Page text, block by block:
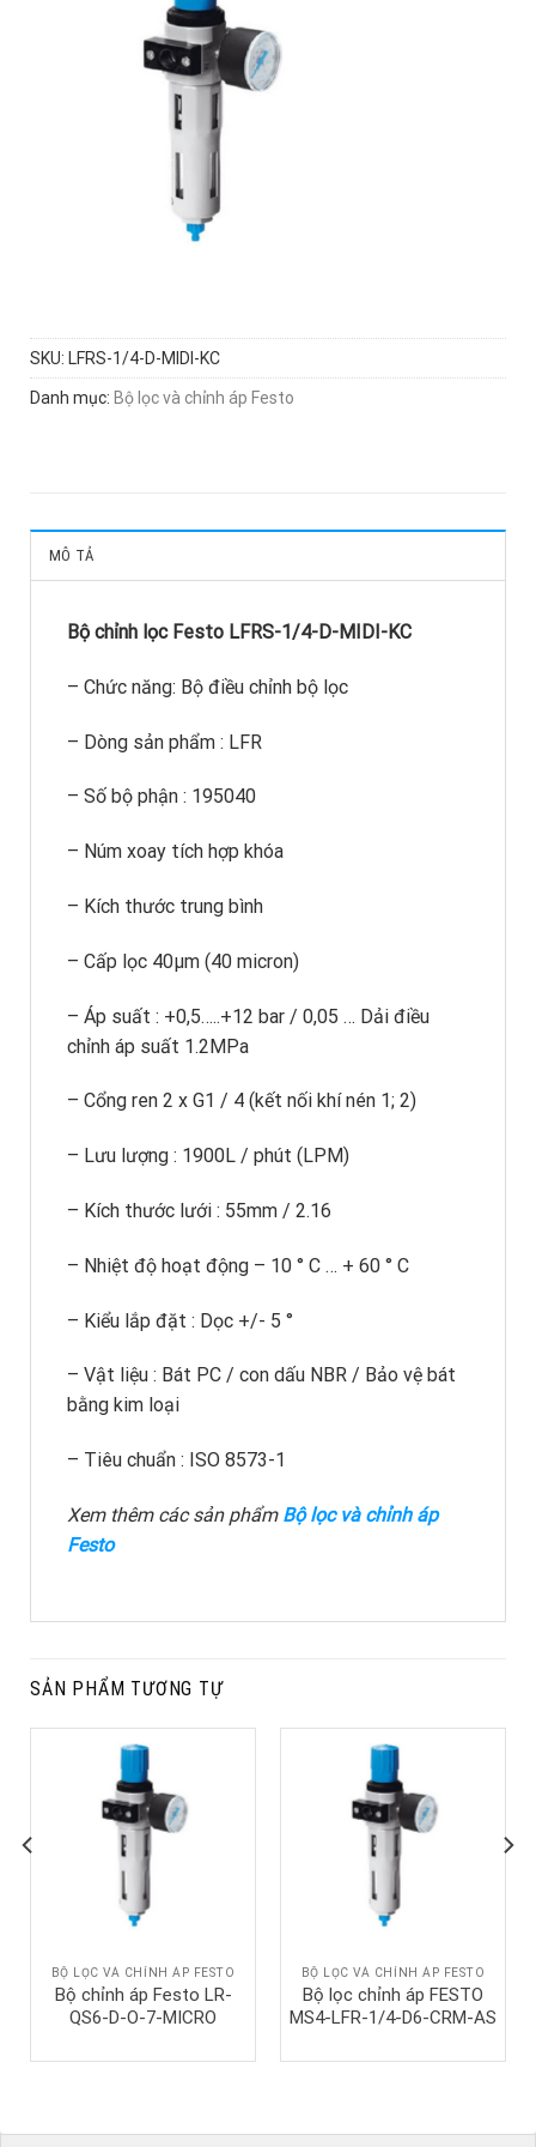
SKU: LFRS-1/4-D-MIDI-KC
Danh mục: Bộ lọc và chỉnh áp Festo
MÔ TẢ
Bộ chỉnh lọc Festo LFRS-1/4-D-MIDI-KC
– Chức năng: Bộ điều chỉnh bộ lọc
– Dòng sản phẩm : LFR
– Số bộ phận : 195040
– Núm xoay tích hợp khóa
– Kích thước trung bình
– Cấp lọc 40μm (40 micron)
– Áp suất : +0,5…..+12 bar / 0,05 … Dải điều
chỉnh áp suất 1.2MPa
– Cổng ren 2 x G1 / 4 (kết nối khí nén 1; 2)
– Lưu lượng : 1900L / phút (LPM)
– Kích thước lưới : 55mm / 2.16
– Nhiệt độ hoạt động – 10 ° C … + 60 ° C
– Kiểu lắp đặt : Dọc +/- 5 °
– Vật liệu : Bát PC / con dấu NBR / Bảo vệ bát
bằng kim loại
– Tiêu chuẩn : ISO 8573-1
Xem thêm các sản phẩm Bộ lọc và chỉnh áp
Festo
SẢN PHẨM TƯƠNG TỰ
BỘ LỌC VÀ CHỈNH ÁP FESTO
Bộ chỉnh áp Festo LR-
QS6-D-O-7-MICRO
BỘ LỌC VÀ CHỈNH ÁP FESTO
Bộ lọc chỉnh áp FESTO
MS4-LFR-1/4-D6-CRM-AS